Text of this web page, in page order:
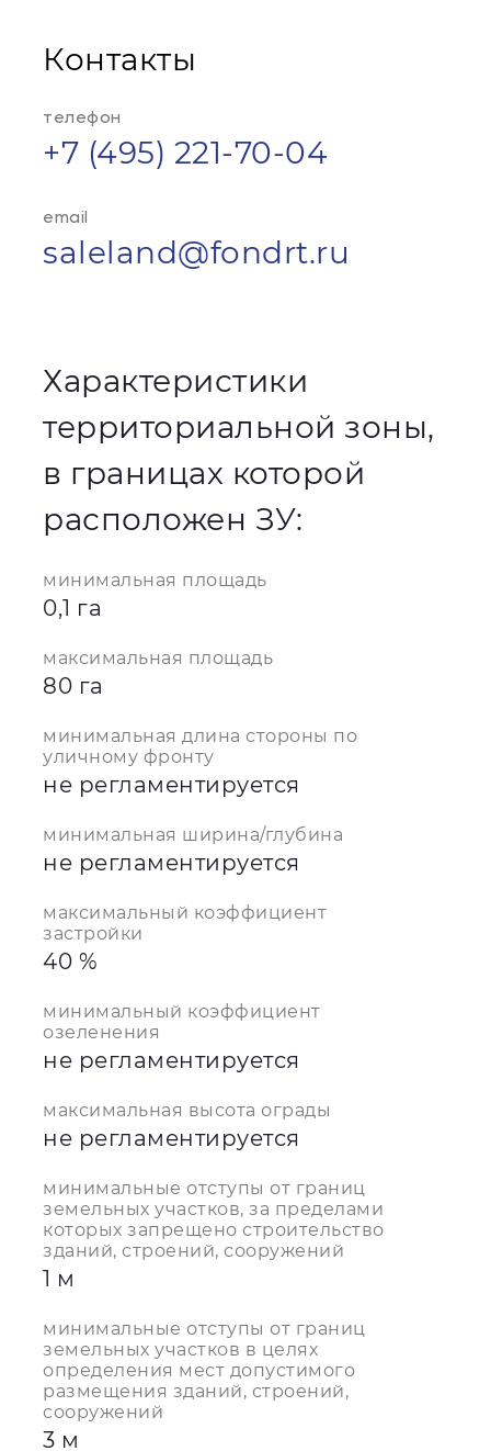
Контакты
телефон
+7 (495) 221-70-04
email
saleland@fondrt.ru
Характеристики
территориальной зоны,
в границах которой
расположен ЗУ:
минимальная площадь
0,1 га
максимальная площадь
80 га
минимальная длина стороны по
уличному фронту
не регламентируется
минимальная ширина/глубина
не регламентируется
максимальный коэффициент
застройки
40 %
минимальный коэффициент
озеленения
не регламентируется
максимальная высота ограды
не регламентируется
минимальные отступы от границ
земельных участков, за пределами
которых запрещено строительство
зданий, строений, сооружений
1 м
минимальные отступы от границ
земельных участков в целях
определения мест допустимого
размещения зданий, строений,
сооружений
3 м